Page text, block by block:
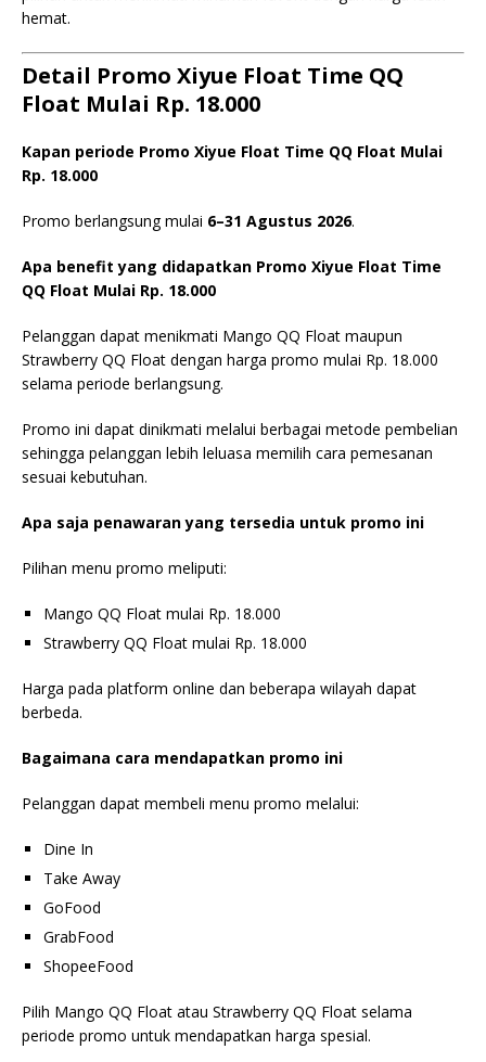
hemat.
Detail Promo Xiyue Float Time QQ
Float Mulai Rp. 18.000
Kapan periode Promo Xiyue Float Time QQ Float Mulai
Rp. 18.000
Promo berlangsung mulai 6–31 Agustus 2026.
Apa benefit yang didapatkan Promo Xiyue Float Time
QQ Float Mulai Rp. 18.000
Pelanggan dapat menikmati Mango QQ Float maupun
Strawberry QQ Float dengan harga promo mulai Rp. 18.000
selama periode berlangsung.
Promo ini dapat dinikmati melalui berbagai metode pembelian
sehingga pelanggan lebih leluasa memilih cara pemesanan
sesuai kebutuhan.
Apa saja penawaran yang tersedia untuk promo ini
Pilihan menu promo meliputi:
Mango QQ Float mulai Rp. 18.000
Strawberry QQ Float mulai Rp. 18.000
Harga pada platform online dan beberapa wilayah dapat
berbeda.
Bagaimana cara mendapatkan promo ini
Pelanggan dapat membeli menu promo melalui:
Dine In
Take Away
GoFood
GrabFood
ShopeeFood
Pilih Mango QQ Float atau Strawberry QQ Float selama
periode promo untuk mendapatkan harga spesial.